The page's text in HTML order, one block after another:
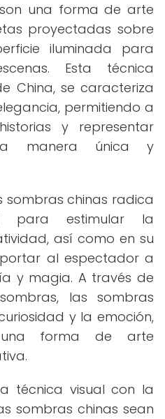
una forma de arte
proyectadas sobre
iluminada para
Esta técnica
China, se caracteriza
permitiendo a
y representar
manera única y
sombras chinas radica
para estimular la
así como en su
al espectador a
y magia. A través de
las sombras
y la emoción,
una forma de arte
técnica visual con la
sombras chinas sean